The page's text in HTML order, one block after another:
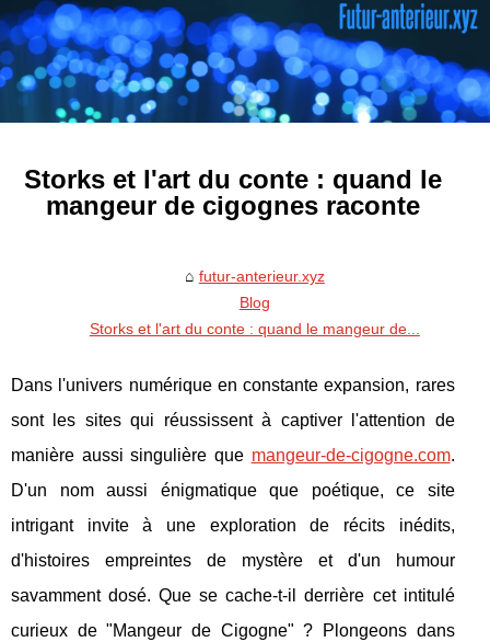
Storks et l'art du conte : quand le
mangeur de cigognes raconte
futur-anterieur.xyz
Blog
Storks et l'art du conte : quand le mangeur de...
Dans l'univers numérique en constante expansion, rares
sont les sites qui réussissent à captiver l'attention de
manière aussi singulière que mangeur-de-cigogne.com.
D'un nom aussi énigmatique que poétique, ce site
intrigant invite à une exploration de récits inédits,
d'histoires empreintes de mystère et d'un humour
savamment dosé. Que se cache-t-il derrière cet intitulé
curieux de "Mangeur de Cigogne" ? Plongeons dans